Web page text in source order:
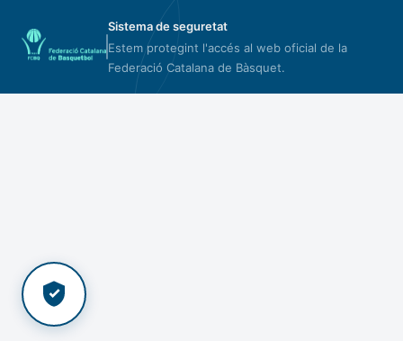
Sistema de seguretat
Estem protegint l'accés al web oficial de la
Federació Catalana de Bàsquet.